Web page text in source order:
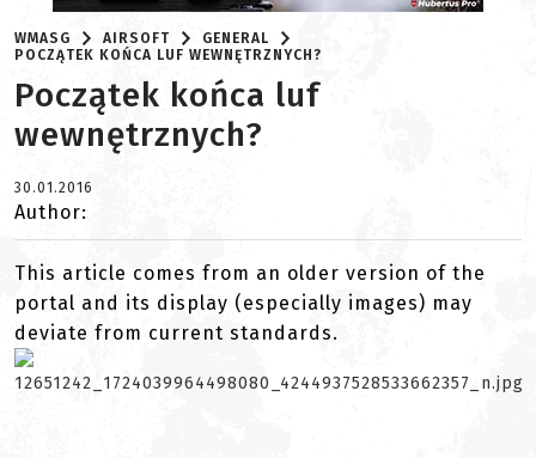
WMASG AIRSOFT
GENERAL
POCZĄTEK KOŃCA LUF WEWNĘTRZNYCH?
Początek końca luf
wewnętrznych?
30.01.2016
Author:
This article comes from an older version of the
portal and its display (especially images) may
deviate from current standards.